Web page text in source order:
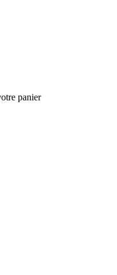
panier